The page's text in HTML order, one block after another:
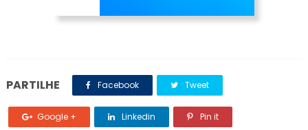
PARTILHE Facebook Tweet
Google + Linkedin Pin it